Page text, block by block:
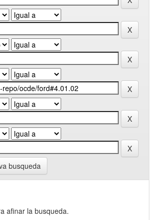
busqueda
afinar la busqueda.